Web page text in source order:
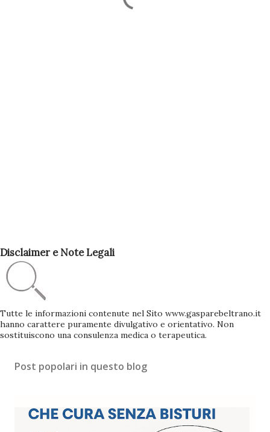
Disclaimer e Note Legali
Tutte le informazioni contenute nel Sito www.gasparebeltrano.it
hanno carattere puramente divulgativo e orientativo. Non
sostituiscono una consulenza medica o terapeutica.
Post popolari in questo blog